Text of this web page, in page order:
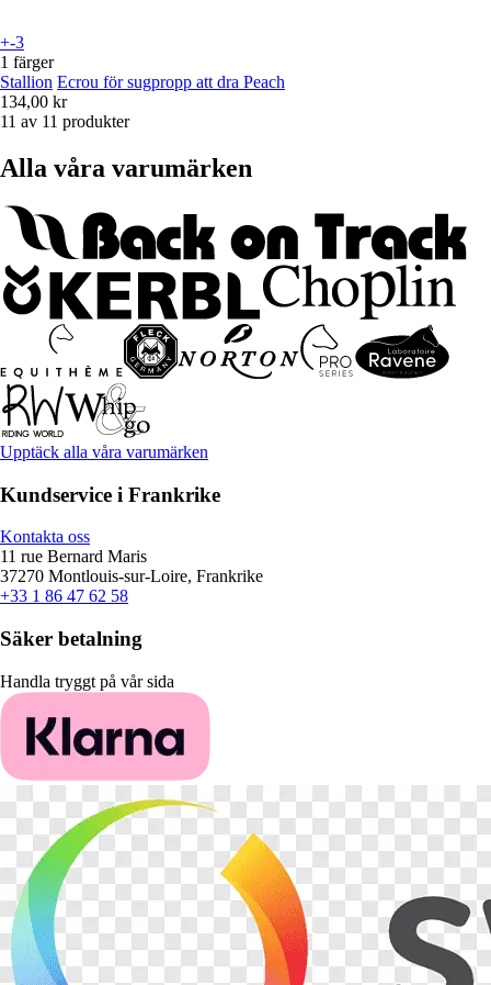
+-3
1 färger
Stallion Ecrou för sugpropp att dra Peach
134,00 kr
11 av 11 produkter
Alla våra varumärken
Upptäck alla våra varumärken
Kundservice i Frankrike
Kontakta oss
11 rue Bernard Maris
37270 Montlouis-sur-Loire, Frankrike
+33 1 86 47 62 58
Säker betalning
Handla tryggt på vår sida